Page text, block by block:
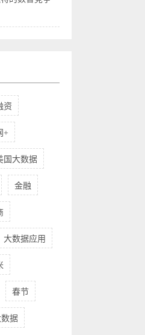
资
+
国大数据
金融
大数据应用
春节
据